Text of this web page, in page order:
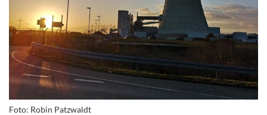
Foto: Robin Patzwaldt